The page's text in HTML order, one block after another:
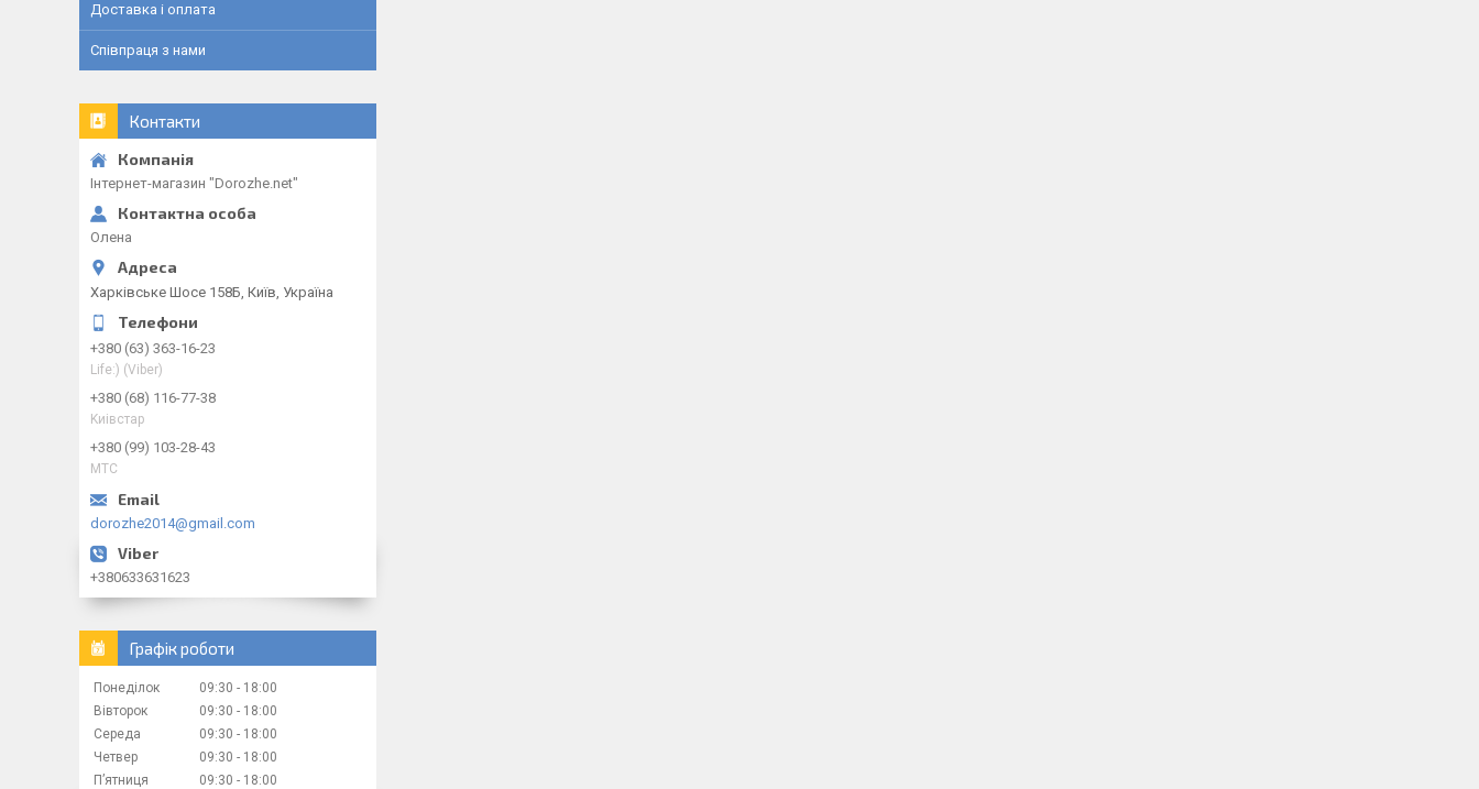
Доставка і оплата
Співпраця з нами
Контакти
Інтернет-магазин "Dorozhe.net"
Олена
Харківське Шосе 158Б, Київ, Україна
+380 (63) 363-16-23
Life:) (Viber)
+380 (68) 116-77-38
Kиiвcтap
+380 (99) 103-28-43
МТС
dorozhe2014@gmail.com
+380633631623
Графік роботи
Понеділок 09:30
18:00
Вівторок
09:30
18:00
Середа
09:30
18:00
Четвер
09:30
18:00
Пʼятниця
09:30 18:00